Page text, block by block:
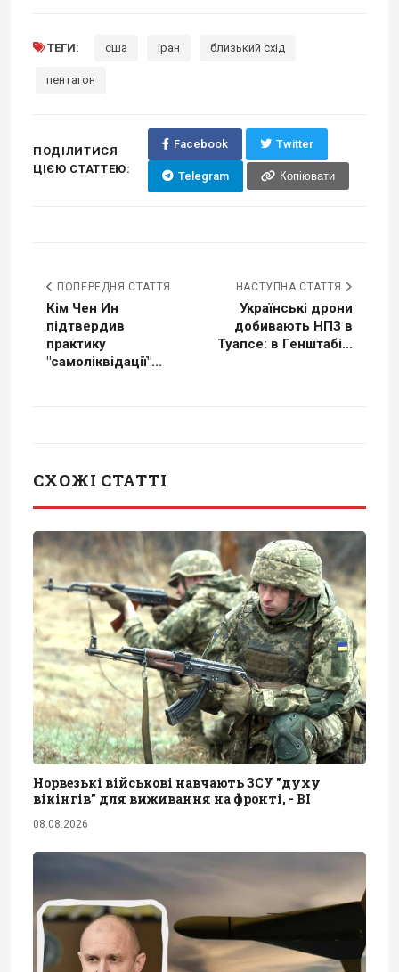
ТЕГИ: сша іран близький схід
пентагон
ПОДІЛИТИСЯ
ЦІЄЮ СТАТТЕЮ:
Facebook Twitter
Telegram Копіювати
ПОПЕРЕДНЯ СТАТТЯ
Кім Чен Ин
підтвердив
практику
"самоліквідації"...
НАСТУПНА СТАТТЯ
Українські дрони
добивають НПЗ в
Туапсе: в Генштабі...
СХОЖІ СТАТТІ
Норвезькі військові навчають ЗСУ "духу
вікінгів" для виживання на фронті, - BI
08.08.2026